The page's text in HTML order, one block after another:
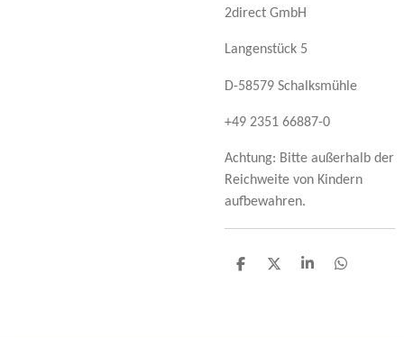
2direct GmbH
Langenstück 5
D-58579 Schalksmühle
+49 2351 66887-0
Achtung: Bitte außerhalb der
Reichweite von Kindern
aufbewahren.
T
T
T
T